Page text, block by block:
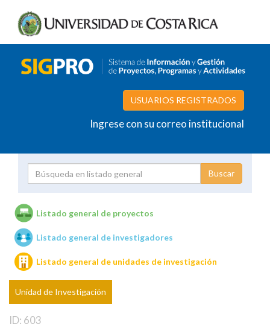
USUARIOS REGISTRADOS
Ingrese con su correo institucional
Unidades de investigación
Listado general de proyectos
Listado general de investigadores
Listado general de unidades de investigación
Unidad de Investigación
ID: 603